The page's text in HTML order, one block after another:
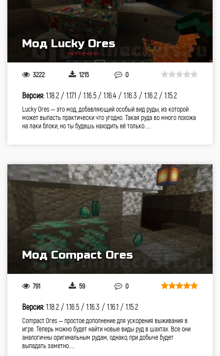
Мод Lucky Ores
3222 1215 0
Версия: 1.18.2 / 1.17.1 / 1.16.5 / 1.16.4 / 1.16.3 / 1.16.2 / 1.15.2
Lucky Ores – это мод, добавляющий особый вид руды, из которой
может выпасть практически что угодно. Такая руда во много похожа
на лаки блоки, но ты будешь находить её только…
Мод Compact Ores
791 59 0
Версия: 1.18.2 / 1.16.5 / 1.16.3 / 1.16.1 / 1.15.2
Compact Ores – простое дополнение для ускорения выживания в
игре. Теперь можно будет найти новые виды руд в шахтах. Все они
аналогичны оригинальным рудам, однако, при добыче будет
выпадать заметно…